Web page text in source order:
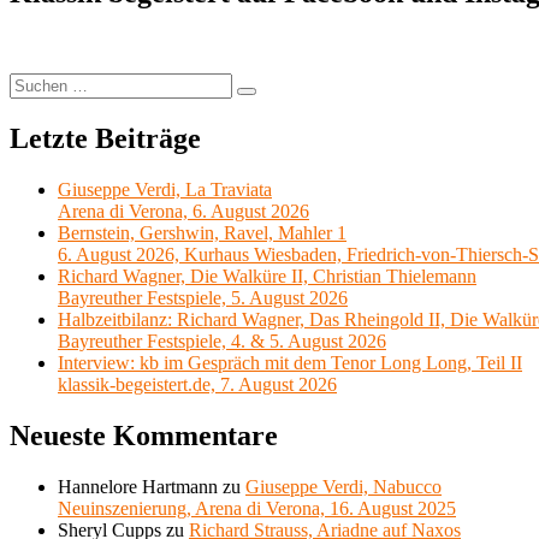
Suchen
nach:
Suchen
Letzte Beiträge
Giuseppe Verdi, La Traviata
Arena di Verona, 6. August 2026
Bernstein, Gershwin, Ravel, Mahler 1
6. August 2026, Kurhaus Wiesbaden, Friedrich-von-Thiersch-
Richard Wagner, Die Walküre II, Christian Thielemann
Bayreuther Festspiele, 5. August 2026
Halbzeitbilanz: Richard Wagner, Das Rheingold II, Die
Bayreuther Festspiele, 4. & 5. August 2026
Interview: kb im Gespräch mit dem Tenor Long Long, Teil II
klassik-begeistert.de, 7. August 2026
Neueste Kommentare
Hannelore Hartmann zu Giuseppe Verdi, Nabucco
Neuinszenierung, Arena di Verona, 16. August 2025
Sheryl Cupps zu Richard Strauss, Ariadne auf Naxos